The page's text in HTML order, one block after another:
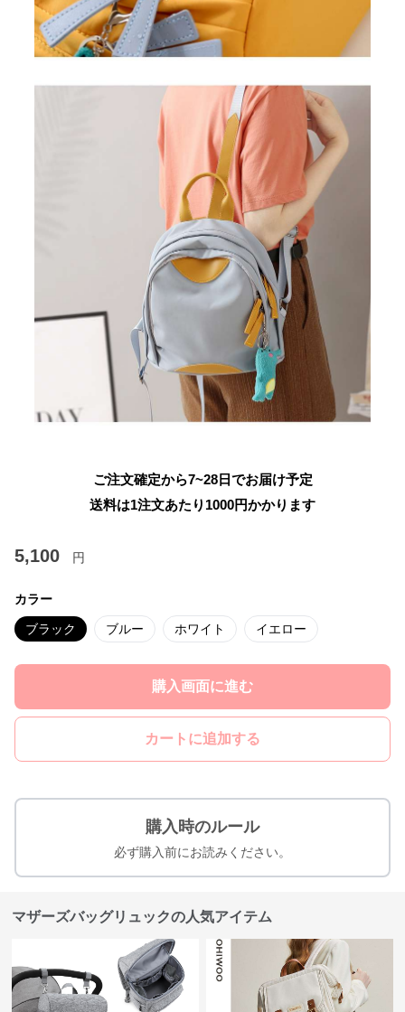
ご注文確定から7~28日でお届け予定
送料は1注文あたり 1000円かかります
5,100 円
カラー
ブラック ブルー ホワイト イエロー
購入画面に進む
カートに追加する
購入時のルール
必ず購入前にお読みください。
マザーズバッグリュックの人気アイテム